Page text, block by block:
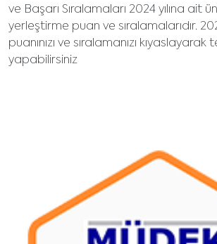
ve Başarı Sıralamaları 2024 yılına ait
yerleştirme puan ve sıralamalarıdır.
puanınızı ve sıralamanızı kıyaslayarak
yapabilirsiniz